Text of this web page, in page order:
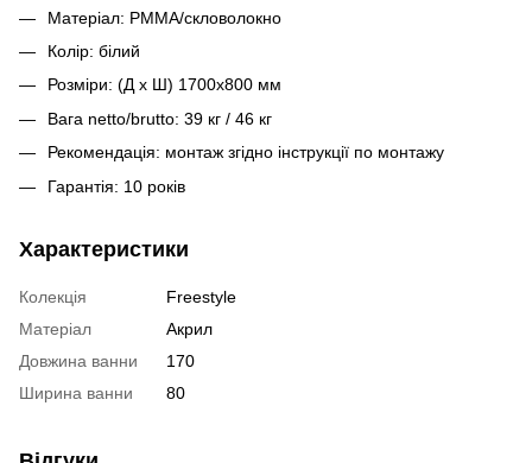
Матеріал: PMMA/скловолокно
Колір: білий
Розміри: (Д x Ш) 1700x800 мм
Вага netto/brutto: 39 кг / 46 кг
Рекомендація: монтаж згідно інструкції по монтажу
Гарантія: 10 років
Характеристики
Колекція
Freestyle
Матеріал
Акрил
Довжина ванни
170
Ширина ванни
80